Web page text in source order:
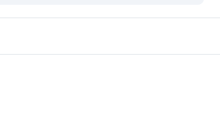
행하는 스타 페리 크루즈를 "죽
출발하는 고전적인 2층 크루즈